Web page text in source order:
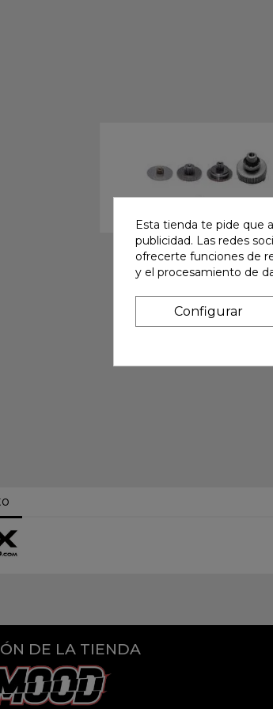
DE LA TIENDA
Esta tienda te pide que
publicidad. Las redes
ofrecerte funciones de
y el procesamiento de
Configurar